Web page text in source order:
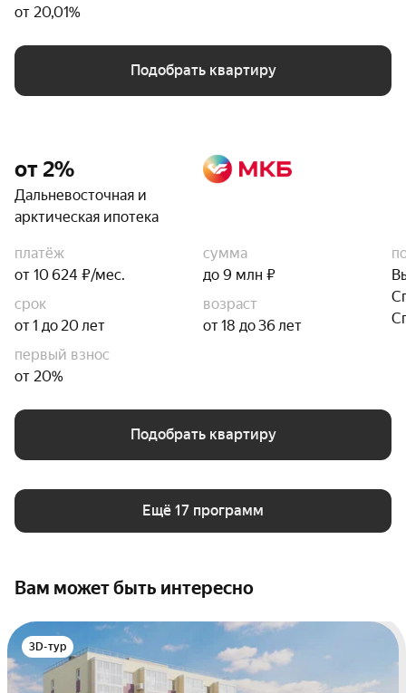
от 20,01%
Подобрать квартиру
от 2%
Дальневосточная и
арктическая ипотека
платёж
от 10 624 ₽/мес.
сумма
до 9 млн ₽
срок
от 1 до 20 лет
возраст
от 18 до 36 лет
первый взнос
от 20%
Подобрать квартиру
Ещё 17 программ
Вам может быть интересно
3D-тур